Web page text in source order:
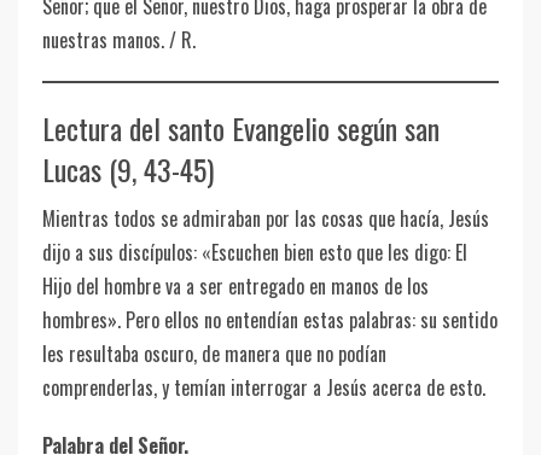
Señor; que el Señor, nuestro Dios, haga prosperar la obra de
nuestras manos. / R.
Lectura del santo Evangelio según san
Lucas (9, 43-45)
Mientras todos se admiraban por las cosas que hacía, Jesús
dijo a sus discípulos: «Escuchen bien esto que les digo: El
Hijo del hombre va a ser entregado en manos de los
hombres». Pero ellos no entendían estas palabras: su sentido
les resultaba oscuro, de manera que no podían
comprenderlas, y temían interrogar a Jesús acerca de esto.
Palabra del Señor.